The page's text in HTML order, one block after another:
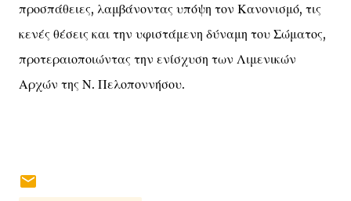
προσπάθειες, λαμβάνοντας υπόψη τον Κανονισμό, τις
κενές θέσεις και την υφιστάμενη δύναμη του Σώματος,
προτεραιοποιώντας την ενίσχυση των Λιμενικών
Αρχών της Ν. Πελοποννήσου.